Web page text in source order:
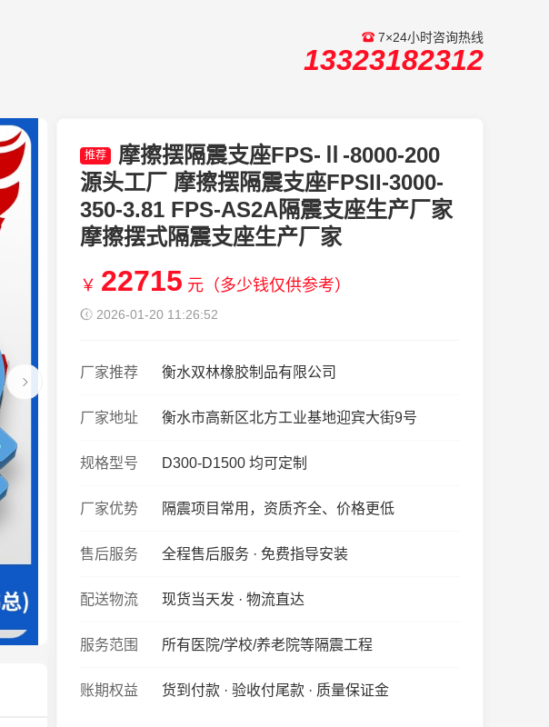
7×24小时咨询热线
13323182312
推荐
摩擦摆隔震支座FPS-Ⅱ-8000-200
源头工厂 摩擦摆隔震支座FPSII-3000-
350-3.81 FPS-AS2A隔震支座生产厂家
摩擦摆式隔震支座生产厂家
￥ 22715 元（多少钱仅供参考）
2026-01-20 11:26:52
厂家推荐 衡水双林橡胶制品有限公司
厂家地址 衡水市高新区北方工业基地迎宾大街9号
规格型号 D300-D1500 均可定制
厂家优势 隔震项目常用，资质齐全、价格更低
售后服务 全程售后服务 · 免费指导安装
配送物流 现货当天发 · 物流直达
服务范围 所有医院/学校/养老院等隔震工程
账期权益 货到付款 · 验收付尾款 · 质量保证金